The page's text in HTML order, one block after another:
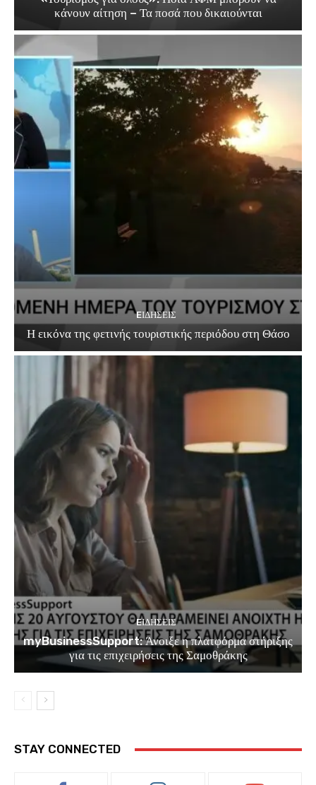
κάνουν αίτηση – Τα ποσά που δικαιούνται
EΙΔΗΣΕΙΣ
Η εικόνα της φετινής τουριστικής περιόδου στη Θάσο
EΙΔΗΣΕΙΣ
myBusinessSupport: Άνοιξε η πλατφόρμα στήριξης
για τις επιχειρήσεις της Σαμοθράκης
STAY CONNECTED